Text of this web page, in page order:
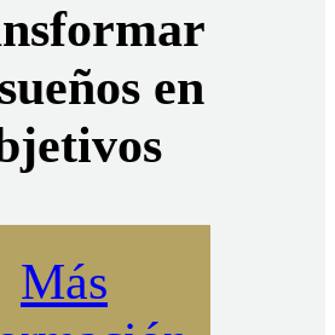
en
Más